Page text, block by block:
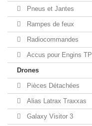
Pneus et Jantes
Rampes de feux
Radiocommandes
Accus pour Engins TP
Drones
Pièces Détachées
Alias Latrax Traxxas
Galaxy Visitor 3